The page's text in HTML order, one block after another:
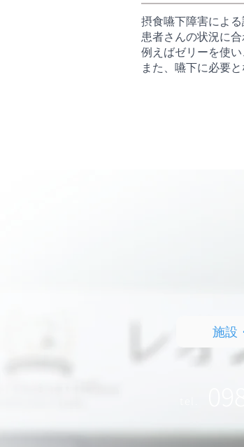
摂食嚥下障害によ
患者さんの状況に
例えばゼリーを使
また、嚥下に必要
施設